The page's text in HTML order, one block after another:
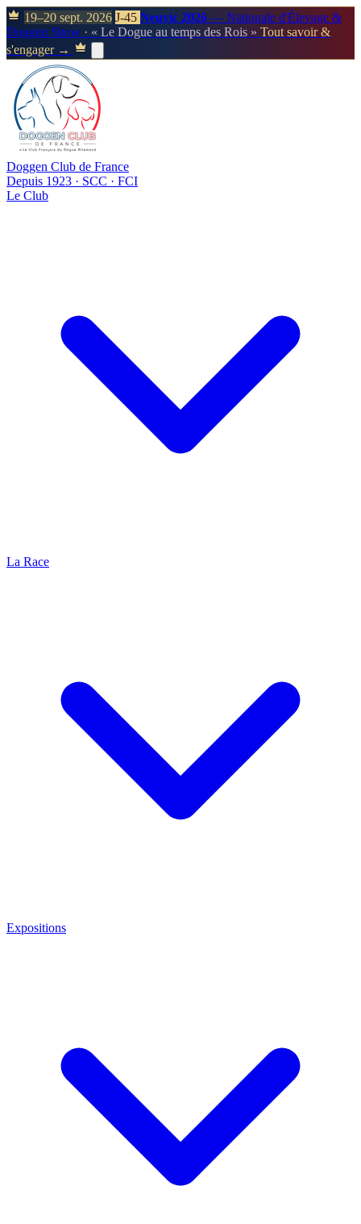
19–20 sept. 2026 J-45 Neuvic 2026 — Nationale d'Élevage &
Doggen Show · « Le Dogue au temps des Rois » Tout savoir &
s'engager →
Doggen Club de France
Depuis 1923 · SCC · FCI
Le Club
La Race
Expositions